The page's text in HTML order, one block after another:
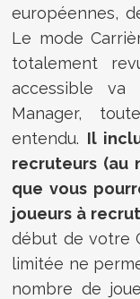
européennes,
Le mode
totalement
accessible
Manager,
entendu. Il
recruteurs (au
que vous
joueurs à
début de votre
limitée ne
nombre de